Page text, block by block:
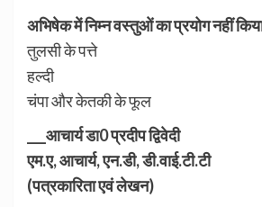
अभिषेक में निम्न वस्तुओं का प्रयोग नहीं
तुलसी के पत्ते
हल्दी
चंपा और केतकी के फूल
___आचार्यडा0प्रदीप द्विवेदी
एम.ए, आचार्य, एन.डी, डी.वाई.टी.टी
(पत्रकारिता एवं लेखन)